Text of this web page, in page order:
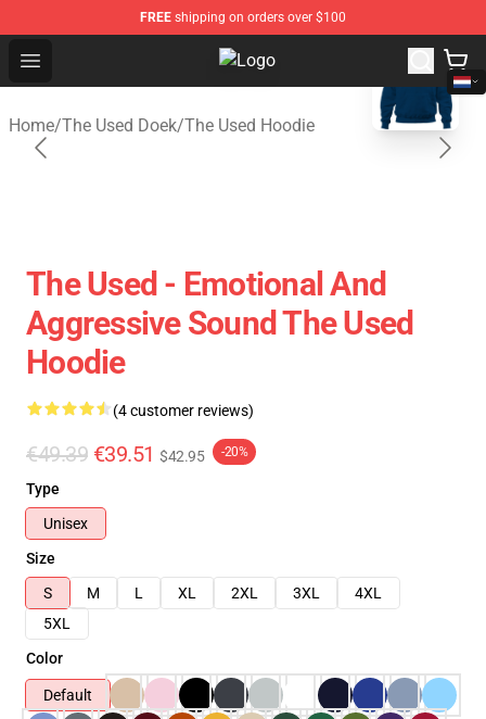
FREE shipping on orders over $100
Open menu The Used Store - Official The
Home/The Used Doek/The Used Hoodie
blank template
The Used - Emotional And
Aggressive Sound The Used
Hoodie
(4 customer reviews)
€49.39 €39.51 $42.95 -20%
Type
Unisex
Size
S
M L XL 2XL 3XL
4XL
5XL
Color
Default